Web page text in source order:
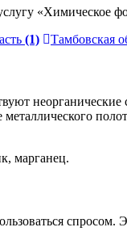
«Химическое
(1) Тамбовская
марганец.